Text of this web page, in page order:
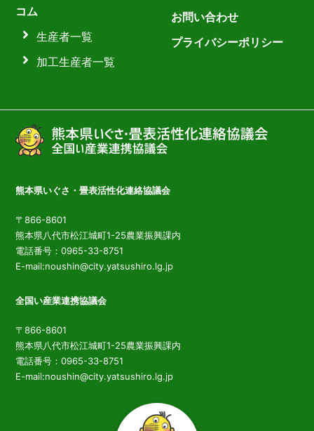
コム
生産者一覧
加工生産者一覧
お問い合わせ
プライバシーポリシー
熊本県いぐさ・畳表活性化連絡協議会
〒866-8601
熊本県八代市松江城町1-25農業振興課内
電話番号：0965-33-8751
E-mail:noushin@city.yatsushiro.lg.jp
全国い産業連携協議会
〒866-8601
熊本県八代市松江城町1-25農業振興課内
電話番号：0965-33-8751
E-mail:noushin@city.yatsushiro.lg.jp